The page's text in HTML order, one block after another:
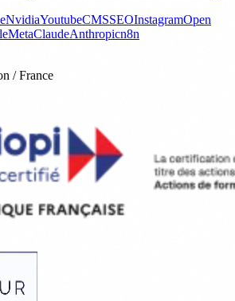
NvidiaYoutubeCMSSEOInstagramOpen
MetaClaudeAnthropicn8n
/ France